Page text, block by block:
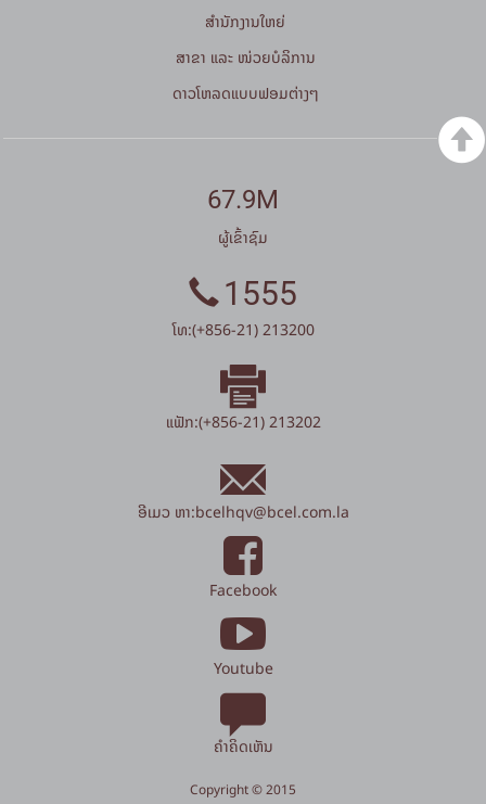
ສໍານັກງານໃຫຍ່
ສາຂາ ແລະ ໜ່ວຍບໍລິການ
ດາວໂຫລດແບບຟອມຕ່າງໆ
67.9M
ຜູ້ເຂົ້າຊົມ
1555
ໂທ:(+856-21) 213200
ແຟັກ:(+856-21) 213202
ອີເມວ ຫາ:bcelhqv@bcel.com.la
Facebook
Youtube
ຄຳຄິດເຫັນ
Copyright © 2015